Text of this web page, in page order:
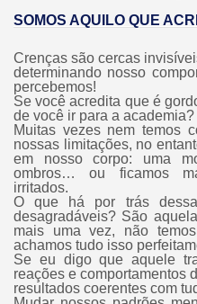
SOMOS AQUILO QUE
Crenças são cercas
determinando nosso
percebemos!
Se você acredita que é
de você ir para a academia?
Muitas vezes nem temos
nossas limitações, no
em nosso corpo: uma
ombros… ou ficamos
irritados.
O que há por trás
desagradáveis? São
mais uma vez, não
achamos tudo isso
Se eu digo que aquele
reações e comportamentos
resultados coerentes com